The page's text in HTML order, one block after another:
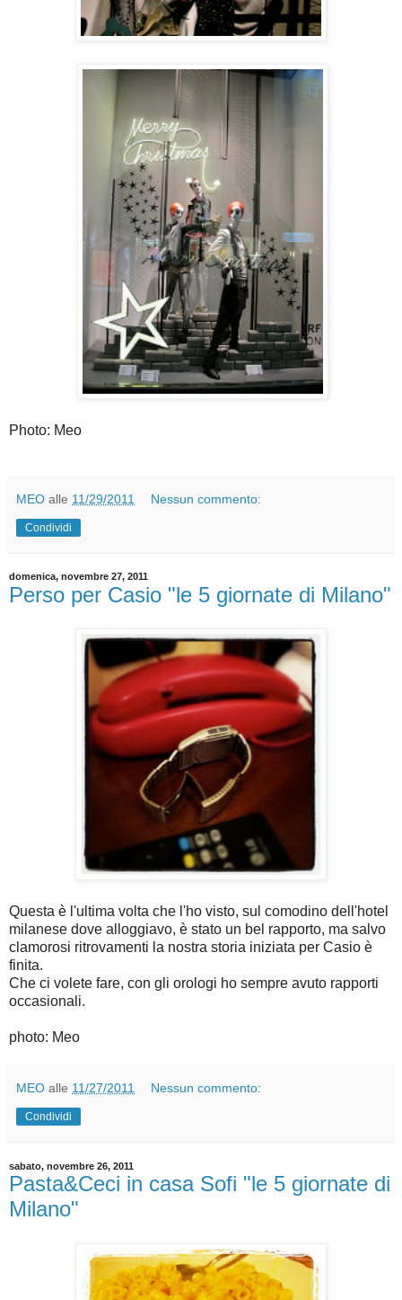
Photo: Meo
MEO alle 11/29/2011 Nessun commento:
Condividi
domenica, novembre 27, 2011
Perso per Casio "le 5 giornate di Milano"
Questa è l'ultima volta che l'ho visto, sul comodino dell'hotel
milanese dove alloggiavo, è stato un bel rapporto, ma salvo
clamorosi ritrovamenti la nostra storia iniziata per Casio è
finita.
Che ci volete fare, con gli orologi ho sempre avuto rapporti
occasionali.
photo: Meo
MEO alle 11/27/2011 Nessun commento:
Condividi
sabato, novembre 26, 2011
Pasta&Ceci in casa Sofi "le 5 giornate di
Milano"